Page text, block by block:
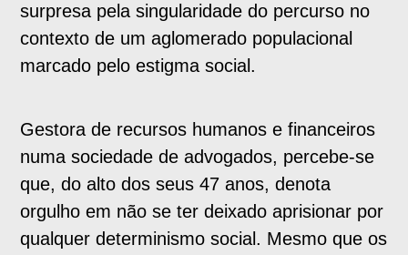
surpresa pela singularidade do percurso no
contexto de um aglomerado populacional
marcado pelo estigma social.
Gestora de recursos humanos e financeiros
numa sociedade de advogados, percebe-se
que, do alto dos seus 47 anos, denota
orgulho em não se ter deixado aprisionar por
qualquer determinismo social. Mesmo que os